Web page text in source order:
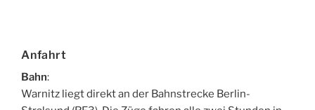
Anfahrt
Bahn:
Warnitz liegt direkt an der Bahnstrecke Berlin-